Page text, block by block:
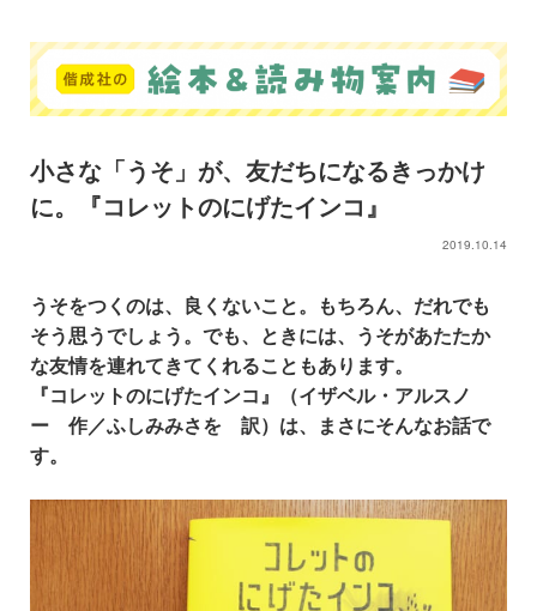
小さな「うそ」が、友だちになるきっかけ
に。『コレットのにげたインコ』
2019.10.14
うそをつくのは、良くないこと。もちろん、だれでも
そう思うでしょう。でも、ときには、うそがあたたか
な友情を連れてきてくれることもあります。
『コレットのにげたインコ』（イザベル・アルスノ
ー 作／ふしみみさを 訳）は、まさにそんなお話で
す。